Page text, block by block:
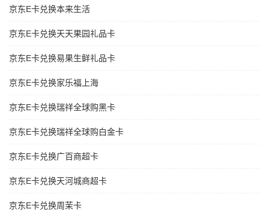
京东E卡兑换本来生活
京东E卡兑换天天果园礼品卡
京东E卡兑换易果生鲜礼品卡
京东E卡兑换家乐福上海
京东E卡兑换瑞祥全球购黑卡
京东E卡兑换瑞祥全球购白金卡
京东E卡兑换广百商超卡
京东E卡兑换天河城商超卡
京东E卡兑换周茉卡